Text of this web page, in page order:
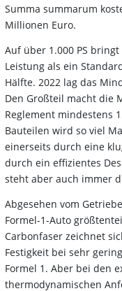
Summa summarum
Millionen Euro.
Auf über 1.000 PS
Leistung als ein
Hälfte. 2022 lag das
Den Großteil macht die
Reglement mindestens
Bauteilen wird so viel
einerseits durch eine
durch ein effizientes
steht aber auch immer
Abgesehen vom
Formel-1-Auto
Carbonfaser zeichnet
Festigkeit bei sehr
Formel 1. Aber bei den
thermodynamischen